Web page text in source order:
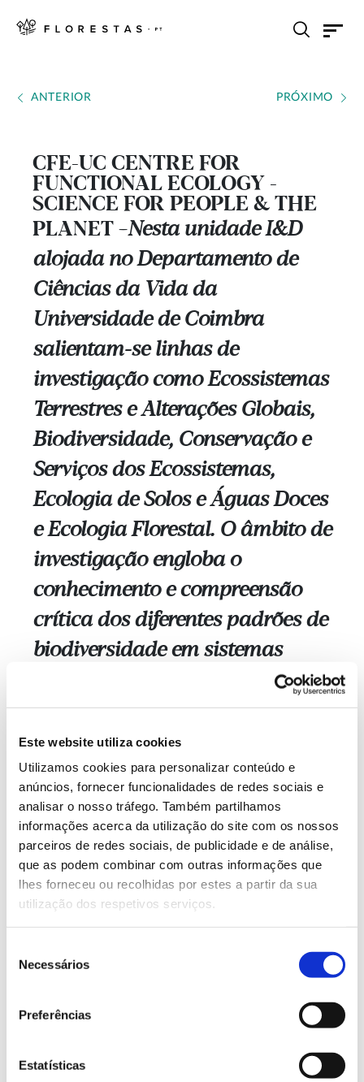
Este website utiliza cookies
Utilizamos cookies para personalizar conteúdo e
anúncios, fornecer funcionalidades de redes sociais e
analisar o nosso tráfego. Também partilhamos
informações acerca da utilização do site com os nossos
parceiros de redes sociais, de publicidade e de análise,
que as podem combinar com outras informações que
lhes forneceu ou recolhidas por estes a partir da sua
utilização dos respetivos serviços.
Necessários
Preferências
Estatísticas
ANTERIOR PRÓXIMO
CFE-UC CENTRE FOR
FUNCTIONAL ECOLOGY -
SCIENCE FOR PEOPLE & THE
PLANET --- Nesta unidade I&D
alojada no Departamento de
Ciências da Vida da
Universidade de Coimbra
salientam-se linhas de
investigação como Ecossistemas
Terrestres e Alterações Globais,
Biodiversidade, Conservação e
Serviços dos Ecossistemas,
Ecologia de Solos e Águas Doces
e Ecologia Florestal. O âmbito de
investigação engloba o
conhecimento e compreensão
crítica dos diferentes padrões de
biodiversidade em sistemas
agrícolas e florestais, segundo
uma visão socioecológica
integrada que passa pela
valorização de recursos
genéticos endógenos e do capital
natural dos ecossistemas para
promover um agroambiente
mais sustentável e resiliente.
Ciências da Vida da Universidade de Coimbra
Biodiversidade, Conservação e Serviços dos
Ecologia Florestal
. O âmbito de investigação engloba